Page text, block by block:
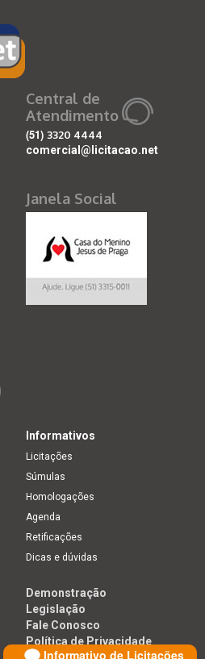
Informativo de Licitações
Central de
Atendimento
(51) 3320 4444
comercial@licitacao.net
Janela Social
Informativos
Licitações
Súmulas
Homologações
Agenda
Retificações
Dicas e dúvidas
Demonstração
Legislação
Fale Conosco
Política de Privacidade